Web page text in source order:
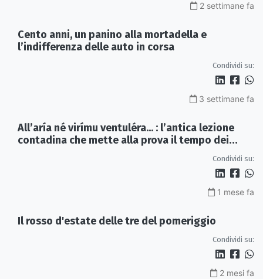
2 settimane fa
Cento anni, un panino alla mortadella e
l’indifferenza delle auto in corsa
Condividi su:
3 settimane fa
All’aría né virímu ventuléra... : l’antica lezione
contadina che mette alla prova il tempo dei
Condividi su:
1 mese fa
Il rosso d'estate delle tre del pomeriggio
Condividi su:
2 mesi fa